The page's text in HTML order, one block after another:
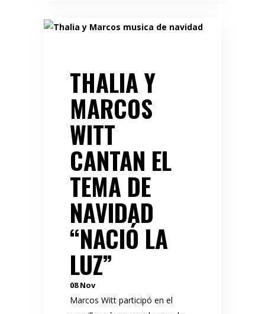
THALIA Y
MARCOS
WITT
CANTAN EL
TEMA DE
NAVIDAD
“NACIÓ LA
LUZ”
08 Nov
Marcos Witt participó en el